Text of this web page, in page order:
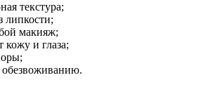
текстура;
липкости;
макияж;
кожу и глаза;
обезвоживанию.